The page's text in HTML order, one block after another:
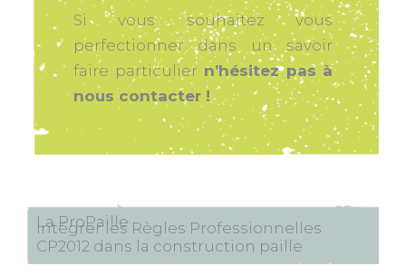
Si vous souhaitez vous
perfectionner dans un savoir
faire particulier n’hésitez pas à
nous contacter !
La ProPaille
Intégrer les Règles Professionnelles
CP2012 dans la construction paille